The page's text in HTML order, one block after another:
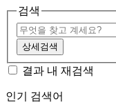
검색
상세검색
결과 내 재검색
인기 검색어